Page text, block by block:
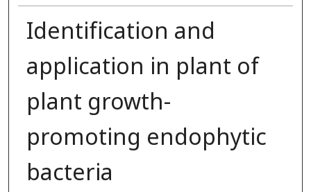
Identification and
application in plant of
plant growth-
promoting endophytic
bacteria